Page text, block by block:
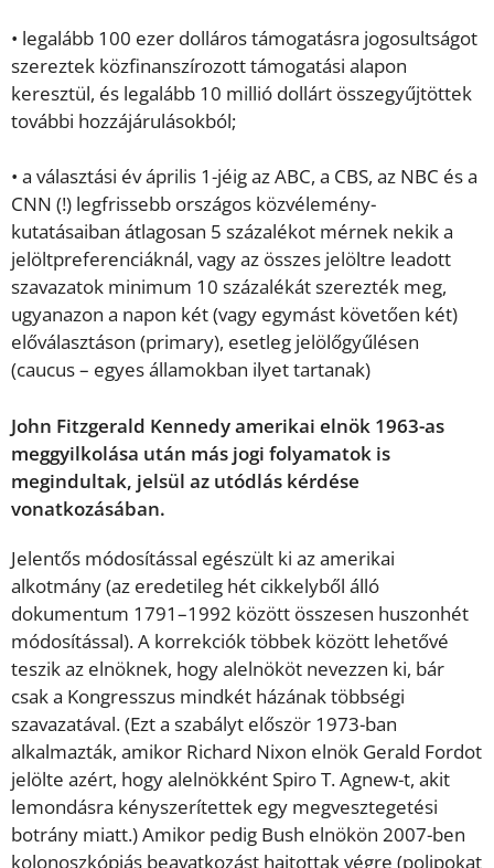
• legalább 100 ezer dolláros támogatásra jogosultságot
szereztek közfinanszírozott támogatási alapon
keresztül, és legalább 10 millió dollárt összegyűjtöttek
további hozzájárulásokból;
• a választási év április 1-jéig az ABC, a CBS, az NBC és a
CNN (!) legfrissebb országos közvélemény-
kutatásaiban átlagosan 5 százalékot mérnek nekik a
jelöltpreferenciáknál, vagy az összes jelöltre leadott
szavazatok minimum 10 százalékát szerezték meg,
ugyanazon a napon két (vagy egymást követően két)
előválasztáson (primary), esetleg jelölőgyűlésen
(caucus – egyes államokban ilyet tartanak)
John Fitzgerald Kennedy amerikai elnök 1963-as
meggyilkolása után más jogi folyamatok is
megindultak, jelsül az utódlás kérdése
vonatkozásában.
Jelentős módosítással egészült ki az amerikai
alkotmány (az eredetileg hét cikkelyből álló
dokumentum 1791–1992 között összesen huszonhét
módosítással). A korrekciók többek között lehetővé
teszik az elnöknek, hogy alelnököt nevezzen ki, bár
csak a Kongresszus mindkét házának többségi
szavazatával. (Ezt a szabályt először 1973-ban
alkalmazták, amikor Richard Nixon elnök Gerald Fordot
jelölte azért, hogy alelnökként Spiro T. Agnew-t, akit
lemondásra kényszerítettek egy megvesztegetési
botrány miatt.) Amikor pedig Bush elnökön 2007-ben
kolonoszkópiás beavatkozást hajtottak végre (polipokat